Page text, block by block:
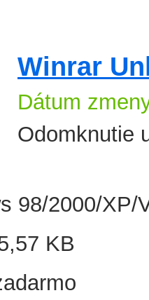
Winrar
Dátum
Odomknutie
98/2000/XP/
KB